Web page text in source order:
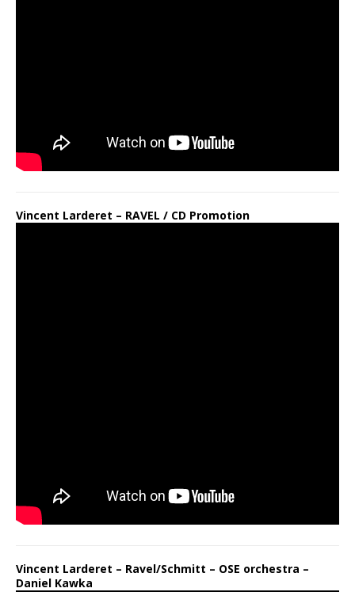
Vincent Larderet – RAVEL / CD Promotion
Vincent Larderet – Ravel/Schmitt – OSE orchestra –
Daniel Kawka